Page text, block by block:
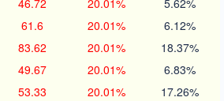
61.6 20.01% 6.12%
83.62 20.01% 18.37%
49.67 20.01% 6.83%
53.33 20.01% 17.26%